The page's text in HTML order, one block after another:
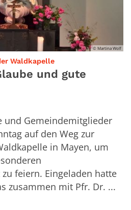
© Martina Wolf
Waldkapelle:
und gute
und Gemeindemitglieder
auf den Weg zur
in Mayen, um
feiern. Eingeladen hatte
zusammen mit Pfr. Dr. ...